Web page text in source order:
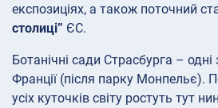
експозиціях, а також поточний
столиці” ЄС.
Ботанічні сади Страсбурга –
Франції (після парку Монпельє).
усіх куточків світу ростуть тут